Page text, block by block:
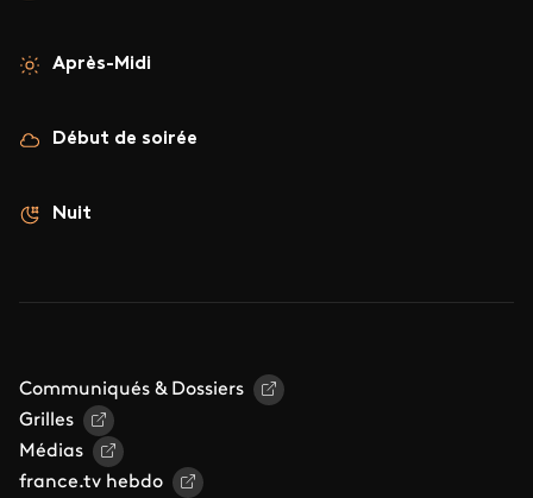
Après-Midi
Début de soirée
Nuit
Communiqués & Dossiers
Grilles
Médias
france.tv hebdo